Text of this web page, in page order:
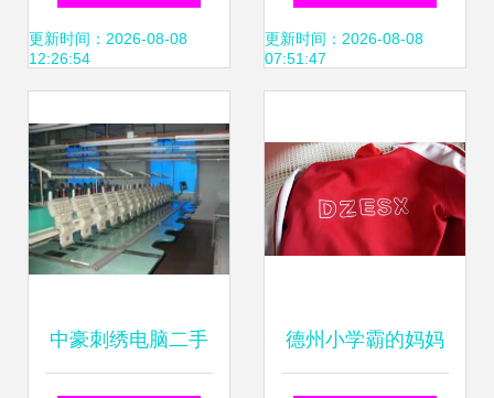
更新时间：2026-08-08
12:26:54
发选择——全球纺
更新时间：2026-08-08
07:51:47
中豪刺绣电脑二手 德州小学霸的妈妈